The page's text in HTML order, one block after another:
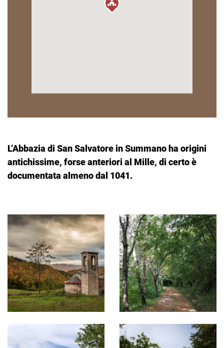
L’Abbazia di San Salvatore in Summano ha origini
antichissime, forse anteriori al Mille, di certo è
documentata almeno dal 1041.